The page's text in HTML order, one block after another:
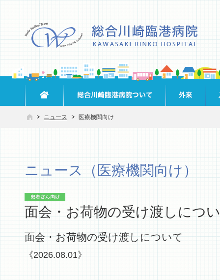
ニュース 医療機関向け
ニュース（医療機関向け）
面会・お荷物の受け渡しにつ
面会・お荷物の受け渡しについて
《2026.08.01》